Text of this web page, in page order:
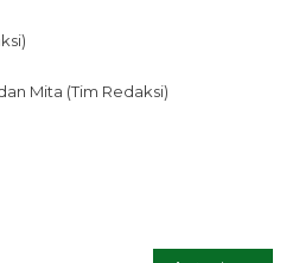
Mita (Tim Redaksi)